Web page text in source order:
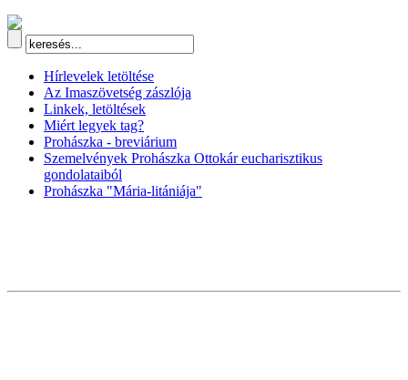
Hírlevelek letöltése
Az Imaszövetség zászlója
Linkek, letöltések
Miért legyek tag?
Prohászka - breviárium
Szemelvények Prohászka Ottokár eucharisztikus
gondolataiból
Prohászka "Mária-litániája"